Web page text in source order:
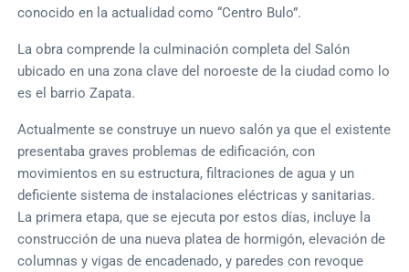
conocido en la actualidad como “Centro Bulo”.
La obra comprende la culminación completa del Salón
ubicado en una zona clave del noroeste de la ciudad como lo
es el barrio Zapata.
Actualmente se construye un nuevo salón ya que el existente
presentaba graves problemas de edificación, con
movimientos en su estructura, filtraciones de agua y un
deficiente sistema de instalaciones eléctricas y sanitarias.
La primera etapa, que se ejecuta por estos días, incluye la
construcción de una nueva platea de hormigón, elevación de
columnas y vigas de encadenado, y paredes con revoque